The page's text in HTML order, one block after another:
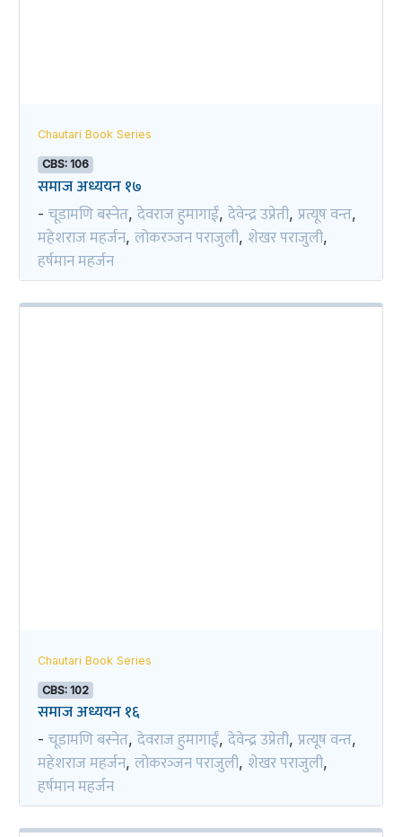
Chautari Book Series
CBS: 106
समाज अध्ययन १७
- चूडामणि बस्नेत, देवराज हुमागाईं, देवेन्द्र उप्रेती, प्रत्यूष वन्त,
महेशराज महर्जन, लोकरञ्‍जन पराजुली, शेखर पराजुली,
हर्षमान महर्जन
Chautari Book Series
CBS: 102
समाज अध्ययन १६
- चूडामणि बस्नेत, देवराज हुमागाईं, देवेन्द्र उप्रेती, प्रत्यूष वन्त,
महेशराज महर्जन, लोकरञ्‍जन पराजुली, शेखर पराजुली,
हर्षमान महर्जन